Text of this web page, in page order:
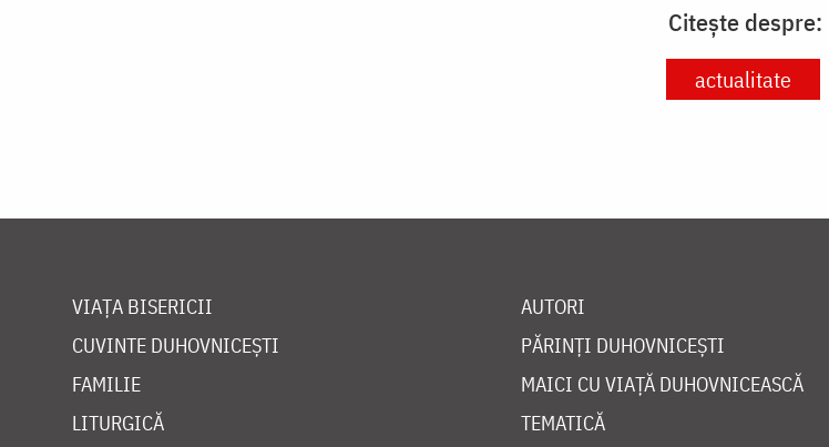
Citește despre:
actualitate
VIAȚA BISERICII
CUVINTE DUHOVNICEȘTI
FAMILIE
LITURGICĂ
AUTORI
PĂRINȚI DUHOVNICEȘTI
MAICI CU VIAȚĂ DUHOVNICEASCĂ
TEMATICĂ